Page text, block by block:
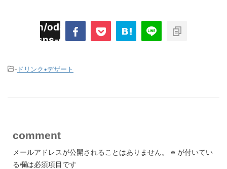
odaiji.com/public_html/blog/wp-
sns-count-cache/sns-count-
- ドリンク•デザート
comment
メールアドレスが公開されることはありません。 ※ が付いてい
る欄は必須項目です